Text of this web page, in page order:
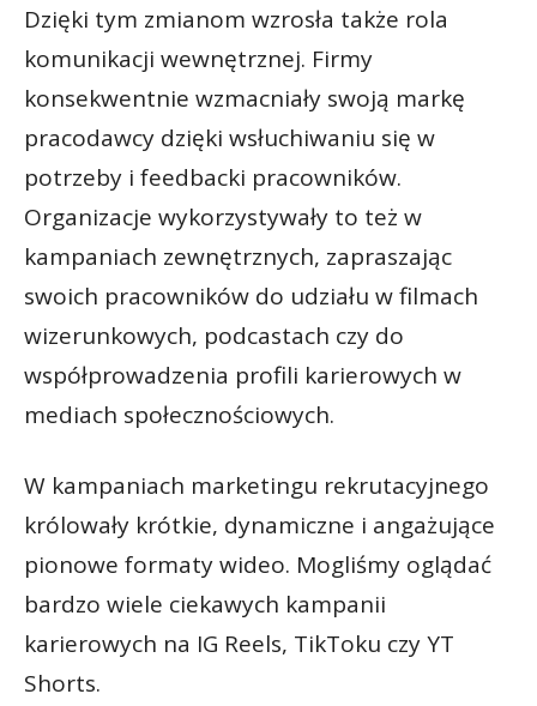
Dzięki tym zmianom wzrosła także rola
komunikacji wewnętrznej. Firmy
konsekwentnie wzmacniały swoją markę
pracodawcy dzięki wsłuchiwaniu się w
potrzeby i feedbacki pracowników.
Organizacje wykorzystywały to też w
kampaniach zewnętrznych, zapraszając
swoich pracowników do udziału w filmach
wizerunkowych, podcastach czy do
współprowadzenia profili karierowych w
mediach społecznościowych.
W kampaniach marketingu rekrutacyjnego
królowały krótkie, dynamiczne i angażujące
pionowe formaty wideo. Mogliśmy oglądać
bardzo wiele ciekawych kampanii
karierowych na IG Reels, TikToku czy YT
Shorts.